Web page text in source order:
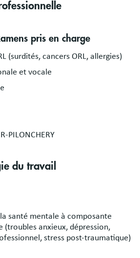
pris en charge
(surdités, cancers ORL, allergies)
et vocale
PILONCHERY
du travail
santé mentale à composante
(troubles anxieux, dépression,
stress post-traumatique)